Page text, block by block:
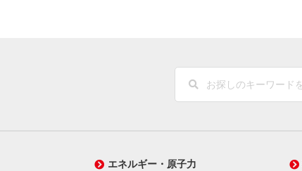
エネルギー・原子力